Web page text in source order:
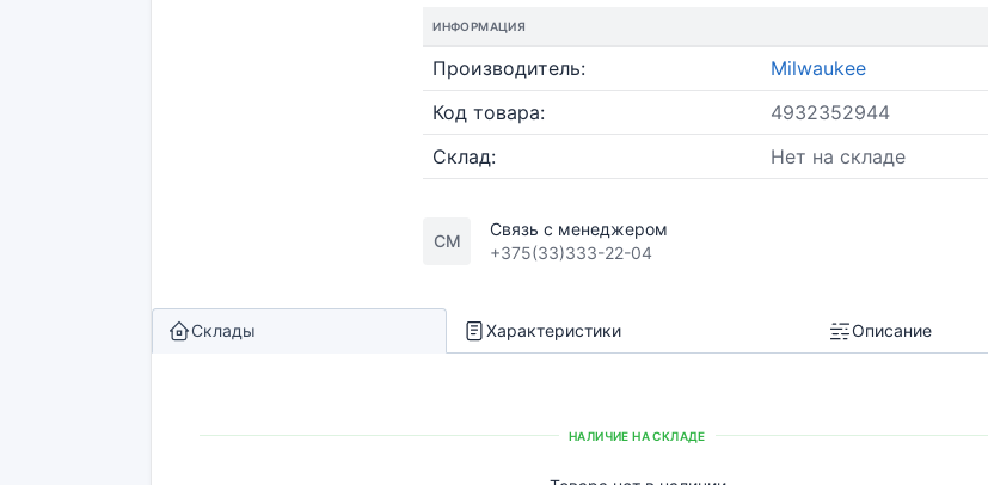
ИНФОРМАЦИЯ
Производитель:
Milwaukee
Код товара:
4932352944
Склад:
Нет на складе
СМ
Связь с менеджером
+375(33)333-22-04
Склады Характеристики Описание
НАЛИЧИЕ НА СКЛАДЕ